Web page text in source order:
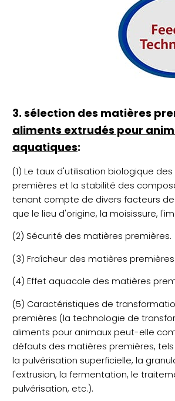
3. sélection des matières
aliments extrudés pour
aquatiques:
(1) Le taux d'utilisation biologique
premières et la stabilité des
tenant compte de divers facteurs
que le lieu d'origine, la moisissure,
(2) Sécurité des matières premières.
(3) Fraîcheur des matières premières.
(4) Effet aquacole des matières
(5) Caractéristiques de
premières (la technologie de
aliments pour animaux peut-elle
défauts des matières premières,
la pulvérisation superficielle, la
l'extrusion, la fermentation, le
pulvérisation, etc.).